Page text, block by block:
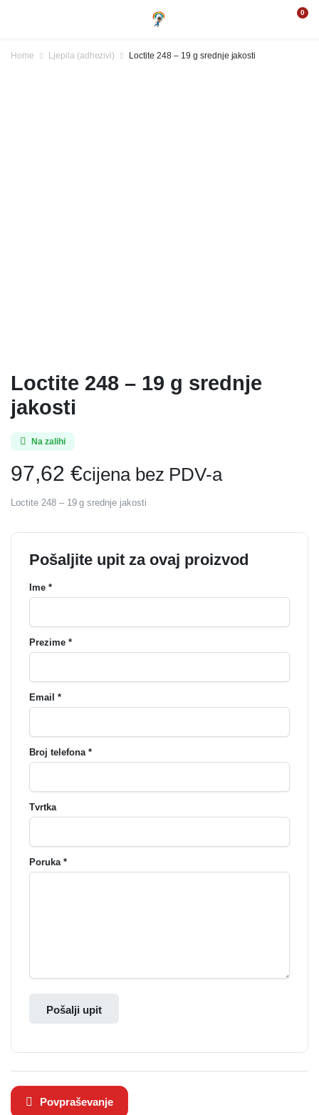
0
Home Ljepila (adhezivi) Loctite 248 – 19 g srednje jakosti
Loctite 248 – 19 g srednje
jakosti
Na zalihi
97,62 €cijena bez PDV-a
Loctite 248 – 19 g srednje jakosti
Pošaljite upit za ovaj proizvod
Ime *
Prezime *
Email *
Broj telefona *
Tvrtka
Poruka *
Pošalji upit
Povpraševanje